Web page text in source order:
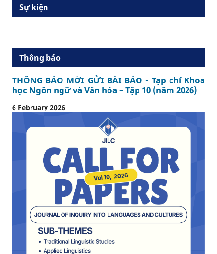
Sự kiện
Thông báo
THÔNG BÁO MỜI GỬI BÀI BÁO - Tạp chí Khoa
học Ngôn ngữ và Văn hóa – Tập 10 (năm 2026)
6 February 2026